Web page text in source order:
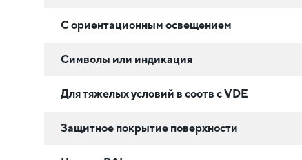
С ориентационным освещением
Символы или индикация
Для тяжелых условий в соотв с VDE
Защитное покрытие поверхности